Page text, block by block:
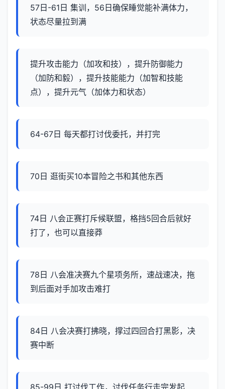
57日-61日 集训，56日确保睡觉能补满体力，
状态尽量拉到满
提升攻击能力（加攻和技），提升防御能力
（加防和毅），提升技能能力（加智和技能
点），提升元气（加体力和状态）
64-67日 每天都打讨伐委托，并打完
70日 逛街买10本冒险之书和其他东西
74日 八会正赛打斥候联盟，格挡5回合后就好
打了，也可以直接莽
78日 八会准决赛九个星项务所，速战速决，拖
到后面对手加攻击难打
84日 八会决赛打拂晓，撑过四回合打黑影，决
赛中断
85-99日 打讨伐工作，讨伐任务行走完发起